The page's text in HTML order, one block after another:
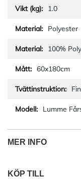
1.0
Polyester
100%
60x180cm
Lumme
MER INFO
KÖP TILL